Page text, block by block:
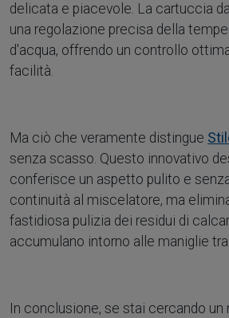
delicata e piacevole. La cartuccia
una regolazione precisa della
d'acqua, offrendo un controllo
facilità.
Ma ciò che veramente distingue
senza scasso. Questo innovativo
conferisce un aspetto pulito e
continuità al miscelatore, ma
fastidiosa pulizia dei residui di
accumulano intorno alle maniglie
In conclusione, se stai cercando